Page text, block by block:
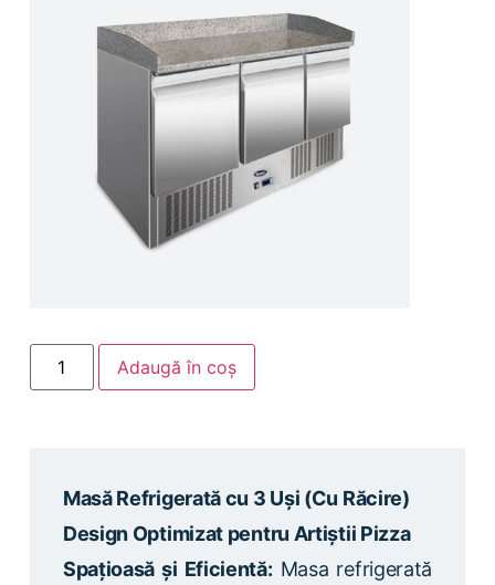
Adaugă în coș
Masă Refrigerată cu 3 Uși (Cu Răcire)
Design Optimizat pentru Artiștii Pizza
Spațioasă și Eficientă: Masa refrigerată